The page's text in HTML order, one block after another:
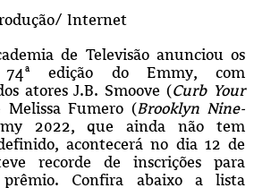
Internet
de Televisão anunciou os
edição do Emmy, com
atores J.B. Smoove (Curb Your
Melissa Fumero (Brooklyn Nine-
2022, que ainda não tem
acontecerá no dia 12 de
recorde de inscrições para
Confira abaixo a lista